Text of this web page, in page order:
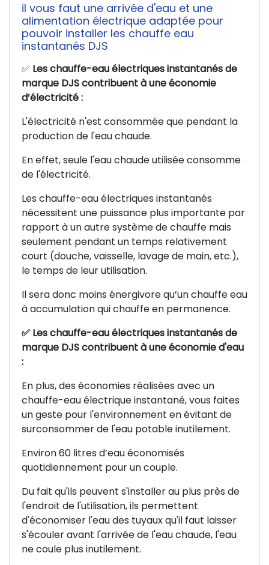
il vous faut une arrivée d'eau et une
alimentation électrique adaptée pour
pouvoir installer les chauffe eau
instantanés DJS
✅ Les chauffe-eau électriques instantanés de
marque DJS contribuent à une économie
d’électricité :
L'électricité n'est consommée que pendant la
production de l'eau chaude.
En effet, seule l'eau chaude utilisée consomme
de l'électricité.
Les chauffe-eau électriques instantanés
nécessitent une puissance plus importante par
rapport à un autre système de chauffe mais
seulement pendant un temps relativement
court (douche, vaisselle, lavage de main, etc.),
le temps de leur utilisation.
Il sera donc moins énergivore qu’un chauffe eau
à accumulation qui chauffe en permanence.
✅ Les chauffe-eau électriques instantanés de
marque DJS contribuent à une économie d'eau
:
En plus, des économies réalisées avec un
chauffe-eau électrique instantané, vous faites
un geste pour l'environnement en évitant de
surconsommer de l'eau potable inutilement.
Environ 60 litres d’eau économisés
quotidiennement pour un couple.
Du fait qu'ils peuvent s'installer au plus près de
l'endroit de l'utilisation, ils permettent
d'économiser l'eau des tuyaux qu'il faut laisser
s'écouler avant l'arrivée de l'eau chaude, l'eau
ne coule plus inutilement.